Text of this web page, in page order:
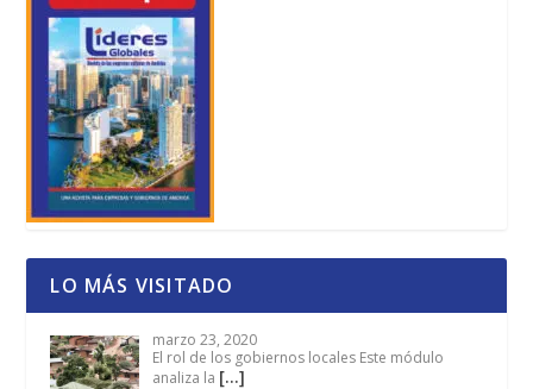
LO MÁS VISITADO
marzo 23, 2020
El rol de los gobiernos locales Este módulo
analiza la […]